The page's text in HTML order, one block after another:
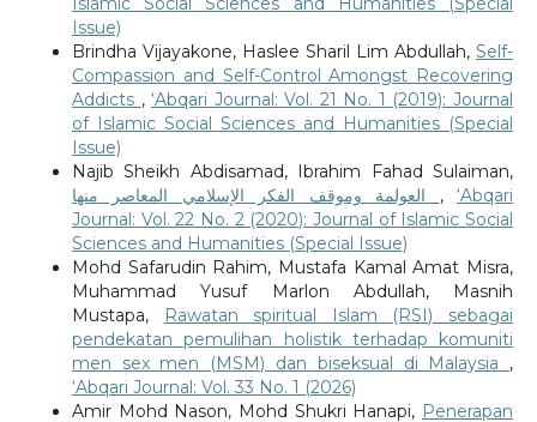
Issue)
Brindha Vijayakone, Haslee Sharil Lim Abdullah,Self-
Compassion and Self-Control Amongst Recovering
Addicts ,‘Abqari Journal: Vol. 21 No. 1 (2019): Journal
of Islamic Social Sciences and Humanities (Special
Issue)
Najib Sheikh Abdisamad, Ibrahim Fahad Sulaiman,
,‘Abqari
Journal: Vol. 22 No. 2 (2020): Journal of Islamic Social
Sciences and Humanities (Special Issue)
Mohd Safarudin Rahim, Mustafa Kamal Amat Misra,
Muhammad Yusuf Marlon Abdullah, Masnih
Mustapa,
Rawatan spiritual Islam (RSI) sebagai
pendekatan pemulihan holistik terhadap komuniti
men sex men (MSM) dan biseksual di Malaysia ,
‘Abqari Journal: Vol. 33 No. 1 (2026)
Amir Mohd Nason, Mohd Shukri Hanapi, Penerapan